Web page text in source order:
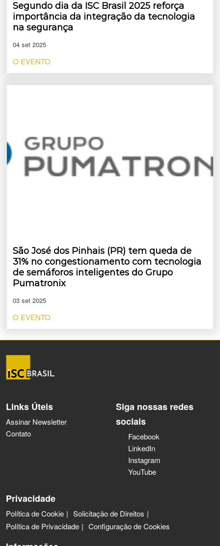
Segundo dia da ISC Brasil 2025 reforça
importância da integração da tecnologia
na segurança
04 set 2025
O EVENTO
São José dos Pinhais (PR) tem queda de
31% no congestionamento com tecnologia
de semáforos inteligentes do Grupo
Pumatronix
03 set 2025
O EVENTO
Links Úteis
Assinar Newsletter
Contato
Siga nossas redes
sociais
Facebook
LinkedIn
Instagram
YouTube
Privacidade
Política de Cookie
Solicitação de Direitos
Política de Privacidade
Configuração de Cookies